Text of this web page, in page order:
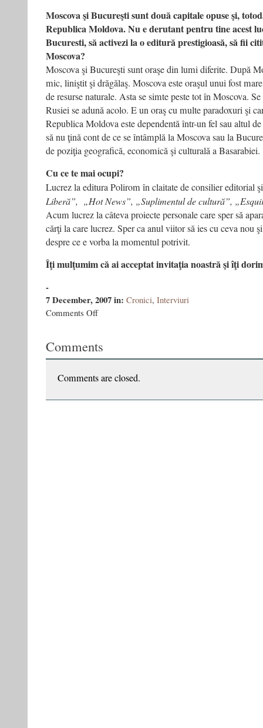
Moscova şi Bucureşti sunt două capitale opuse şi,
Republica Moldova. Nu e derutant pentru tine acest
Bucuresti, să activezi la o editură prestigioasă, să fii
Moscova?
Moscova şi Bucureşti sunt oraşe din lumi diferite. După
mic, liniştit şi drăgălaş. Moscova este oraşul unui fost
de resurse naturale. Asta se simte peste tot în Moscova.
Rusiei se adună acolo. E un oraş cu multe paradoxuri şi
Republica Moldova este dependentă într-un fel sau altul
să nu ţină cont de ce se întâmplă la Moscova sau la
de poziţia geografică, economică şi culturală a Basarabiei.
Cu ce te mai ocupi?
Lucrez la editura Polirom în claitate de consilier editorial
Liberă”, „Hot News”, „Suplimentul de cultură”,
Acum lucrez la câteva proiecte personale care sper să
cărţi la care lucrez. Sper ca anul viitor să ies cu ceva nou
despre ce e vorba la momentul potrivit.
Îţi mulţumim că ai acceptat invitaţia noastră şi îţi
-
7 December, 2007in: Cronici, Interviuri
Comments Offon
Bucuresti
Comments
Comments are closed.